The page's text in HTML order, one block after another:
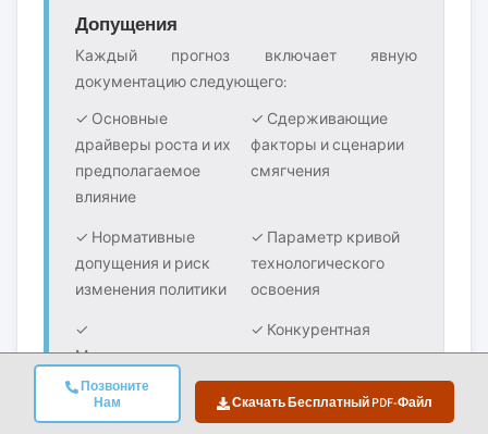
Позвоните
Нам
Скачать Бесплатный PDF-Файл
Допущения
Каждый прогноз включает явную
документацию следующего:
✓ Основные
драйверы роста и их
предполагаемое
влияние
✓ Сдерживающие
факторы и сценарии
смягчения
✓ Нормативные
допущения и риск
изменения политики
✓ Параметр кривой
технологического
освоения
✓
Макроэкономические
допущения (рост ВВП,
инфляция, валюта)
✓ Конкурентная
динамика и
ожидаемый вход/
выход на рынок